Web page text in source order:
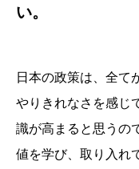
い。
日本の政策は、全て
やりきれなさを感じ
識が高まると思うの
値を学び、取り入れ